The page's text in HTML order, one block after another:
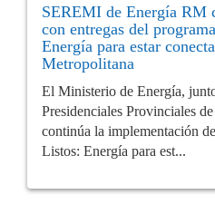
SEREMI de Energía RM
con entregas del
Energía para estar
Metropolitana
El Ministerio de Energía,
Presidenciales Provinciales
continúa la implementación
Listos: Energía para est...